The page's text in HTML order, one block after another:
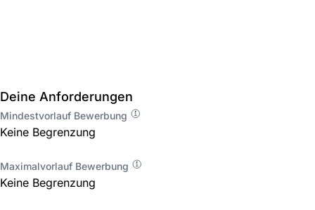
Deine Anforderungen
Mindestvorlauf Bewerbung
Keine Begrenzung
Maximalvorlauf Bewerbung
Keine Begrenzung